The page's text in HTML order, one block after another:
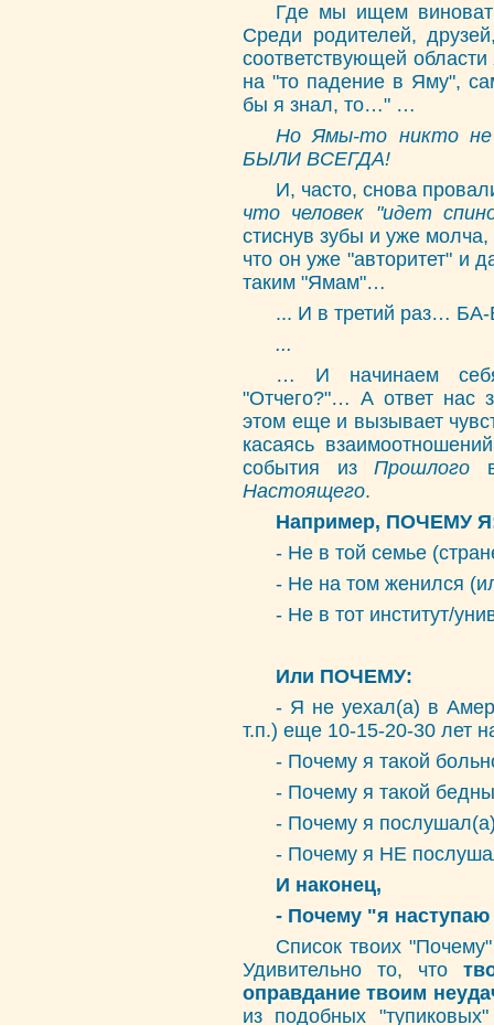
Где мы ищем
Среди родителей,
соответствующей области
на "то падение в Яму",
бы я знал, то…" …
Но Ямы-то никто
БЫЛИ ВСЕГДА!
И, часто, снова
что человек "идет
стиснув зубы и уже
что он уже "авторитет" и
таким "Ямам"…
... И в третий раз…
...
… И начинаем
"Отчего?"… А ответ нас
этом еще и вызывает
касаясь
события изПрошлого
Настоящего.
Например, ПОЧЕМУ
- Не в той семье
- Не на том женился
- Не в тот институт/
Или ПОЧЕМУ:
- Я не уехал(а) в
т.п.) еще 10-15-20-30 лет
- Почему я такой
- Почему я такой
- Почему я
- Почему я НЕ
И наконец,
- Почему "я
Список твоих
Удивительно то, что
оправдание твоим
из подобных